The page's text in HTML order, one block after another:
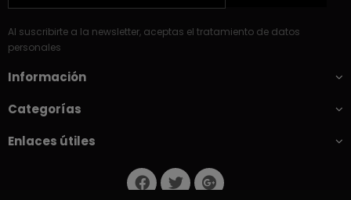
Al suscribirte a la newsletter, aceptas el tratamiento de datos
personales
Información
Categorías
Enlaces útiles